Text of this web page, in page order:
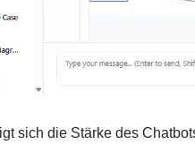
sich die Stärke des